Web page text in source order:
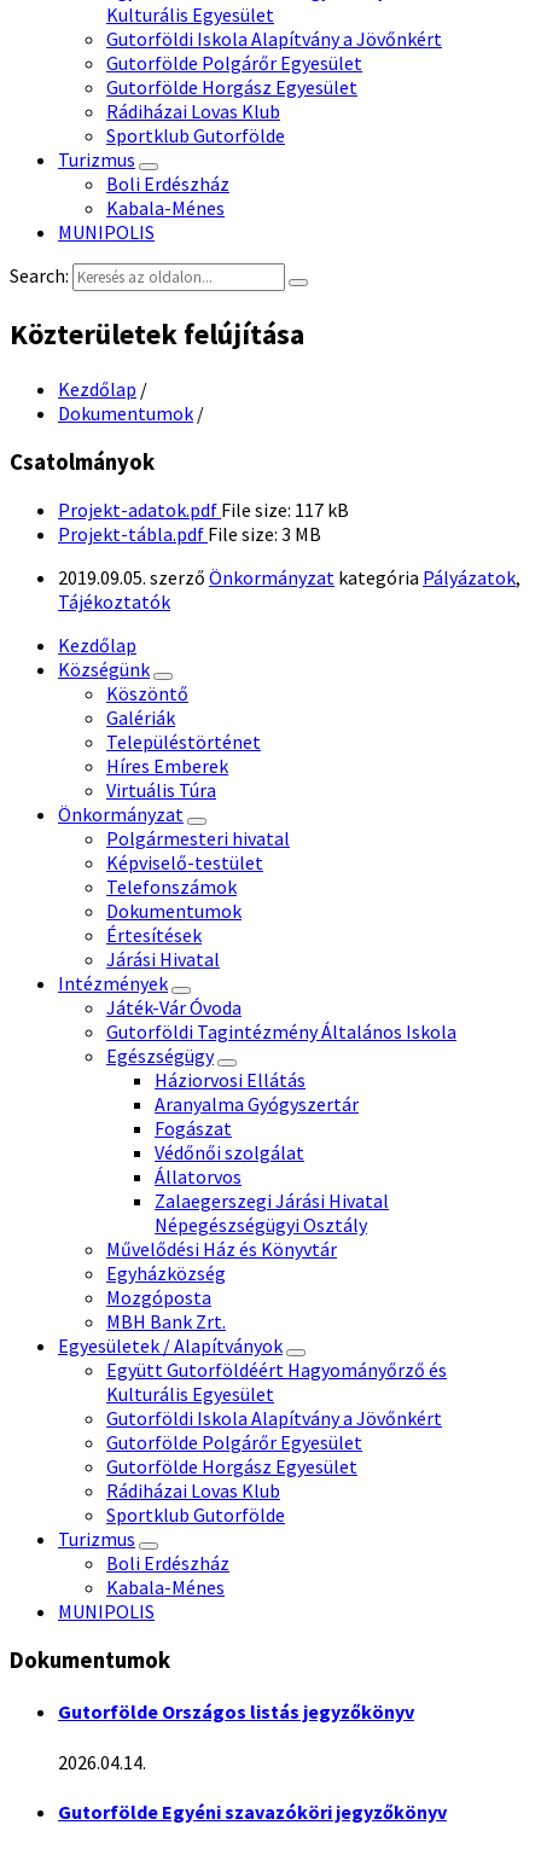
Kulturális Egyesület
Gutorföldi Iskola Alapítvány a Jövőnkért
Gutorfölde Polgárőr Egyesület
Gutorfölde Horgász Egyesület
Rádiházai Lovas Klub
Sportklub Gutorfölde
Turizmus
Boli Erdészház
Kabala-Ménes
MUNIPOLIS
Search:
Közterületek felújítása
Kezdőlap /
Dokumentumok /
Csatolmányok
Projekt-adatok.pdf File size: 117 kB
Projekt-tábla.pdf File size: 3 MB
2019.09.05. szerző Önkormányzat kategória Pályázatok,
Tájékoztatók
Kezdőlap
Községünk
Köszöntő
Galériák
Településtörténet
Híres Emberek
Virtuális Túra
Önkormányzat
Polgármesteri hivatal
Képviselő-testület
Telefonszámok
Dokumentumok
Értesítések
Járási Hivatal
Intézmények
Játék-Vár Óvoda
Gutorföldi Tagintézmény Általános Iskola
Egészségügy
Háziorvosi Ellátás
Aranyalma Gyógyszertár
Fogászat
Védőnői szolgálat
Állatorvos
Zalaegerszegi Járási Hivatal
Népegészségügyi Osztály
Művelődési Ház és Könyvtár
Egyházközség
Mozgóposta
MBH Bank Zrt.
Egyesületek / Alapítványok
Együtt Gutorföldéért Hagyományőrző és
Kulturális Egyesület
Gutorföldi Iskola Alapítvány a Jövőnkért
Gutorfölde Polgárőr Egyesület
Gutorfölde Horgász Egyesület
Rádiházai Lovas Klub
Sportklub Gutorfölde
Turizmus
Boli Erdészház
Kabala-Ménes
MUNIPOLIS
Dokumentumok
Gutorfölde Országos listás jegyzőkönyv
2026.04.14.
Gutorfölde Egyéni szavazóköri jegyzőkönyv